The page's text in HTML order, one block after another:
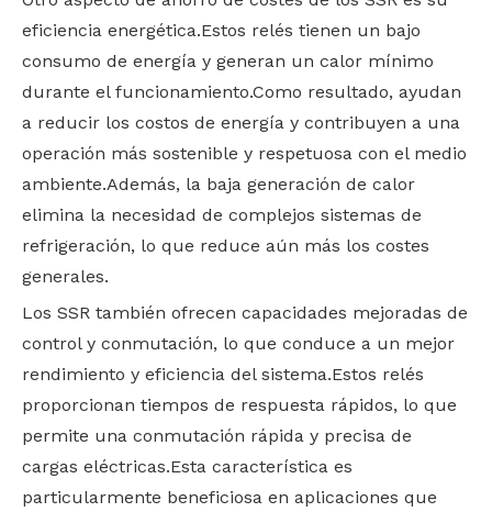
eficiencia energética.Estos relés tienen un bajo
consumo de energía y generan un calor mínimo
durante el funcionamiento.Como resultado, ayudan
a reducir los costos de energía y contribuyen a una
operación más sostenible y respetuosa con el medio
ambiente.Además, la baja generación de calor
elimina la necesidad de complejos sistemas de
refrigeración, lo que reduce aún más los costes
generales.
Los SSR también ofrecen capacidades mejoradas de
control y conmutación, lo que conduce a un mejor
rendimiento y eficiencia del sistema.Estos relés
proporcionan tiempos de respuesta rápidos, lo que
permite una conmutación rápida y precisa de
cargas eléctricas.Esta característica es
particularmente beneficiosa en aplicaciones que